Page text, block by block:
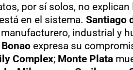
por sí solos, no explican
en el sistema. Santiago
industrial y
Bonaoexpresa su
Complex; Monte Plata